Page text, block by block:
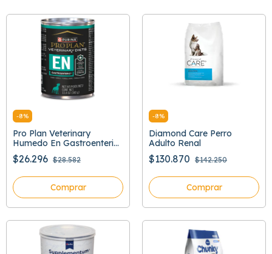
-8%
Pro Plan Veterinary
Humedo En Gastroenteric
379 Gr
$26.296 $28.582
Comprar
-8%
Diamond Care Perro
Adulto Renal
$130.870 $142.250
Comprar